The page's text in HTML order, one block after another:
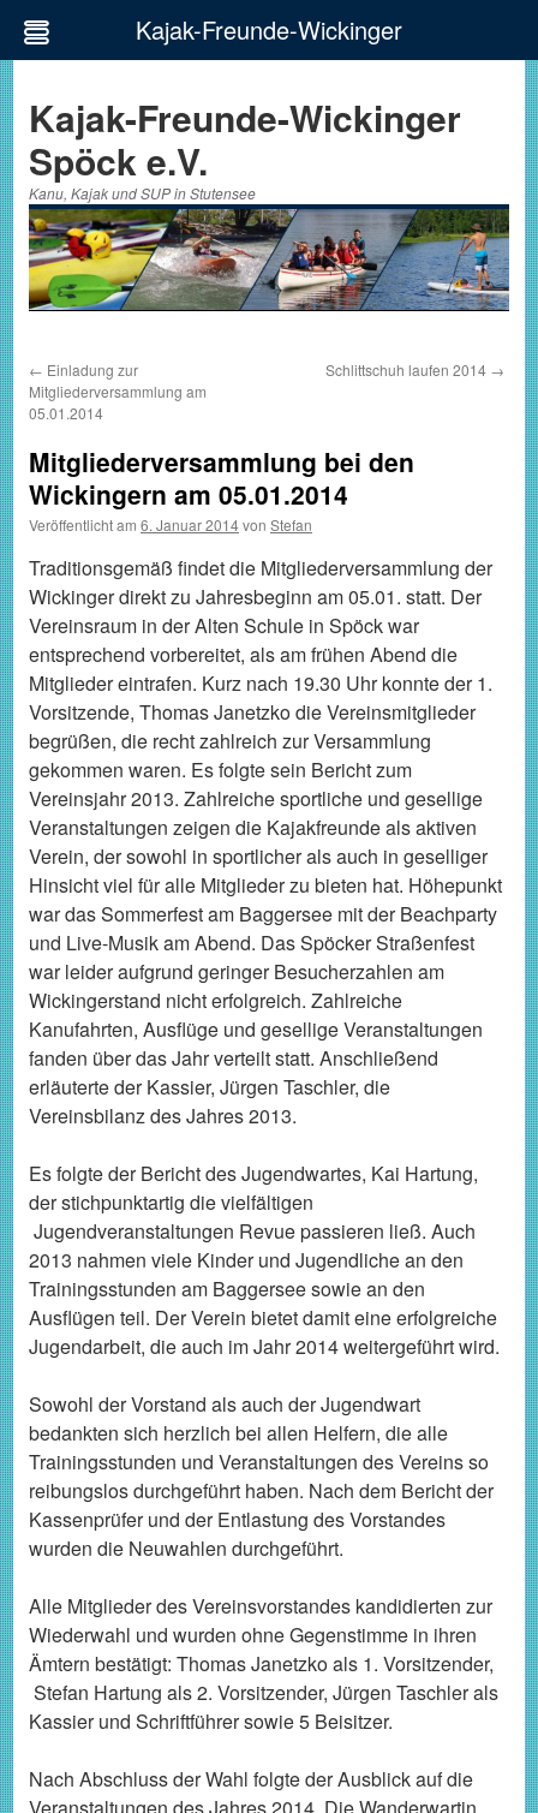
springen
Kajak-Freunde-Wickinger
Spöck e.V.
Kanu, Kajak und SUP in Stutensee
← Einladung zur
Mitgliederversammlung am
05.01.2014
Schlittschuh laufen 2014 →
Mitgliederversammlung bei den
Wickingern am 05.01.2014
Veröffentlicht am 6. Januar 2014von Stefan
Traditionsgemäß findet die Mitgliederversammlung der
Wickinger direkt zu Jahresbeginn am 05.01. statt. Der
Vereinsraum in der Alten Schule in Spöck war
entsprechend vorbereitet, als am frühen Abend die
Mitglieder eintrafen. Kurz nach 19.30 Uhr konnte der 1.
Vorsitzende, Thomas Janetzko die Vereinsmitglieder
begrüßen, die recht zahlreich zur Versammlung
gekommen waren. Es folgte sein Bericht zum
Vereinsjahr 2013. Zahlreiche sportliche und gesellige
Veranstaltungen zeigen die Kajakfreunde als aktiven
Verein, der sowohl in sportlicher als auch in geselliger
Hinsicht viel für alle Mitglieder zu bieten hat. Höhepunkt
war das Sommerfest am Baggersee mit der Beachparty
und Live-Musik am Abend. Das Spöcker Straßenfest
war leider aufgrund geringer Besucherzahlen am
Wickingerstand nicht erfolgreich. Zahlreiche
Kanufahrten, Ausflüge und gesellige Veranstaltungen
fanden über das Jahr verteilt statt. Anschließend
erläuterte der Kassier, Jürgen Taschler, die
Vereinsbilanz des Jahres 2013.
Es folgte der Bericht des Jugendwartes, Kai Hartung,
der stichpunktartig die vielfältigen
Jugendveranstaltungen Revue passieren ließ. Auch
2013 nahmen viele Kinder und Jugendliche an den
Trainingsstunden am Baggersee sowie an den
Ausflügen teil. Der Verein bietet damit eine erfolgreiche
Jugendarbeit, die auch im Jahr 2014 weitergeführt wird.
Sowohl der Vorstand als auch der Jugendwart
bedankten sich herzlich bei allen Helfern, die alle
Trainingsstunden und Veranstaltungen des Vereins so
reibungslos durchgeführt haben. Nach dem Bericht der
Kassenprüfer und der Entlastung des Vorstandes
wurden die Neuwahlen durchgeführt.
Alle Mitglieder des Vereinsvorstandes kandidierten zur
Wiederwahl und wurden ohne Gegenstimme in ihren
Ämtern bestätigt: Thomas Janetzko als 1. Vorsitzender,
Stefan Hartung als 2. Vorsitzender, Jürgen Taschler als
Kassier und Schriftführer sowie 5 Beisitzer.
Nach Abschluss der Wahl folgte der Ausblick auf die
Kajak-Freunde-Wickinger